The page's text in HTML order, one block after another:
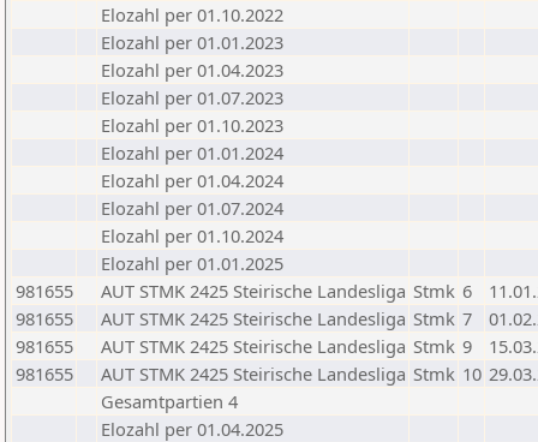
Elozahl per 01.10.2022
Elozahl per 01.01.2023
Elozahl per 01.04.2023
Elozahl per 01.07.2023
Elozahl per 01.10.2023
Elozahl per 01.01.2024
Elozahl per 01.04.2024
Elozahl per 01.07.2024
Elozahl per 01.10.2024
Elozahl per 01.01.2025
981655
AUT STMK 2425 Steirische Landesliga Stmk 6
981655
AUT STMK 2425 Steirische Landesliga Stmk 7
981655
AUT STMK 2425 Steirische Landesliga Stmk 9
981655
AUT STMK 2425 Steirische Landesliga Stmk 10
Gesamtpartien 4
Elozahl per 01.04.2025